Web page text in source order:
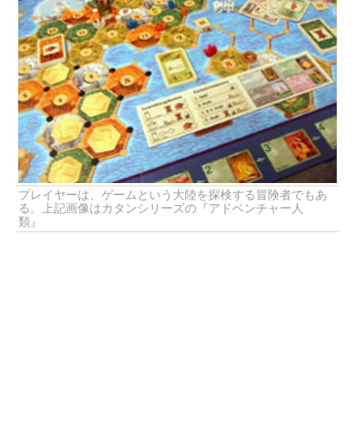
プレイヤーは、ゲームという大陸を探検する冒険者でもあ
る。上記画像はカタンシリーズの『アドベンチャー人
類』